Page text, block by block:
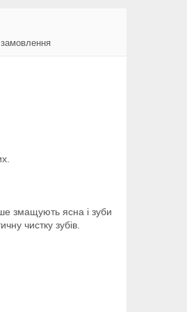
змащують ясна і зуби
чистку зубів.